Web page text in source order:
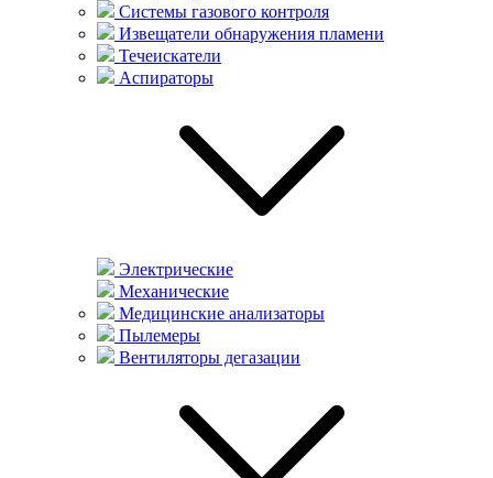
Системы газового контроля
Извещатели обнаружения пламени
Течеискатели
Аспираторы
Электрические
Механические
Медицинские анализаторы
Пылемеры
Вентиляторы дегазации